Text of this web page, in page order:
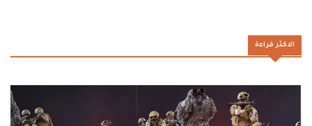
الاكثر قراءة